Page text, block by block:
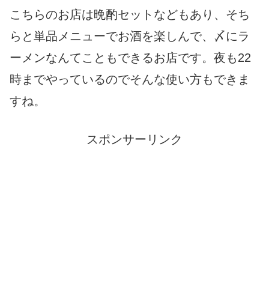
こちらのお店は晩酌セットなどもあり、そち
らと単品メニューでお酒を楽しんで、〆にラ
ーメンなんてこともできるお店です。夜も22
時までやっているのでそんな使い方もできま
すね。
スポンサーリンク